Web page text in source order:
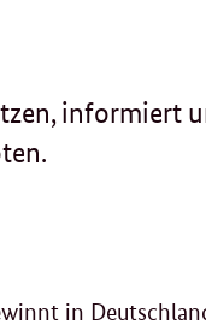
informiert
in